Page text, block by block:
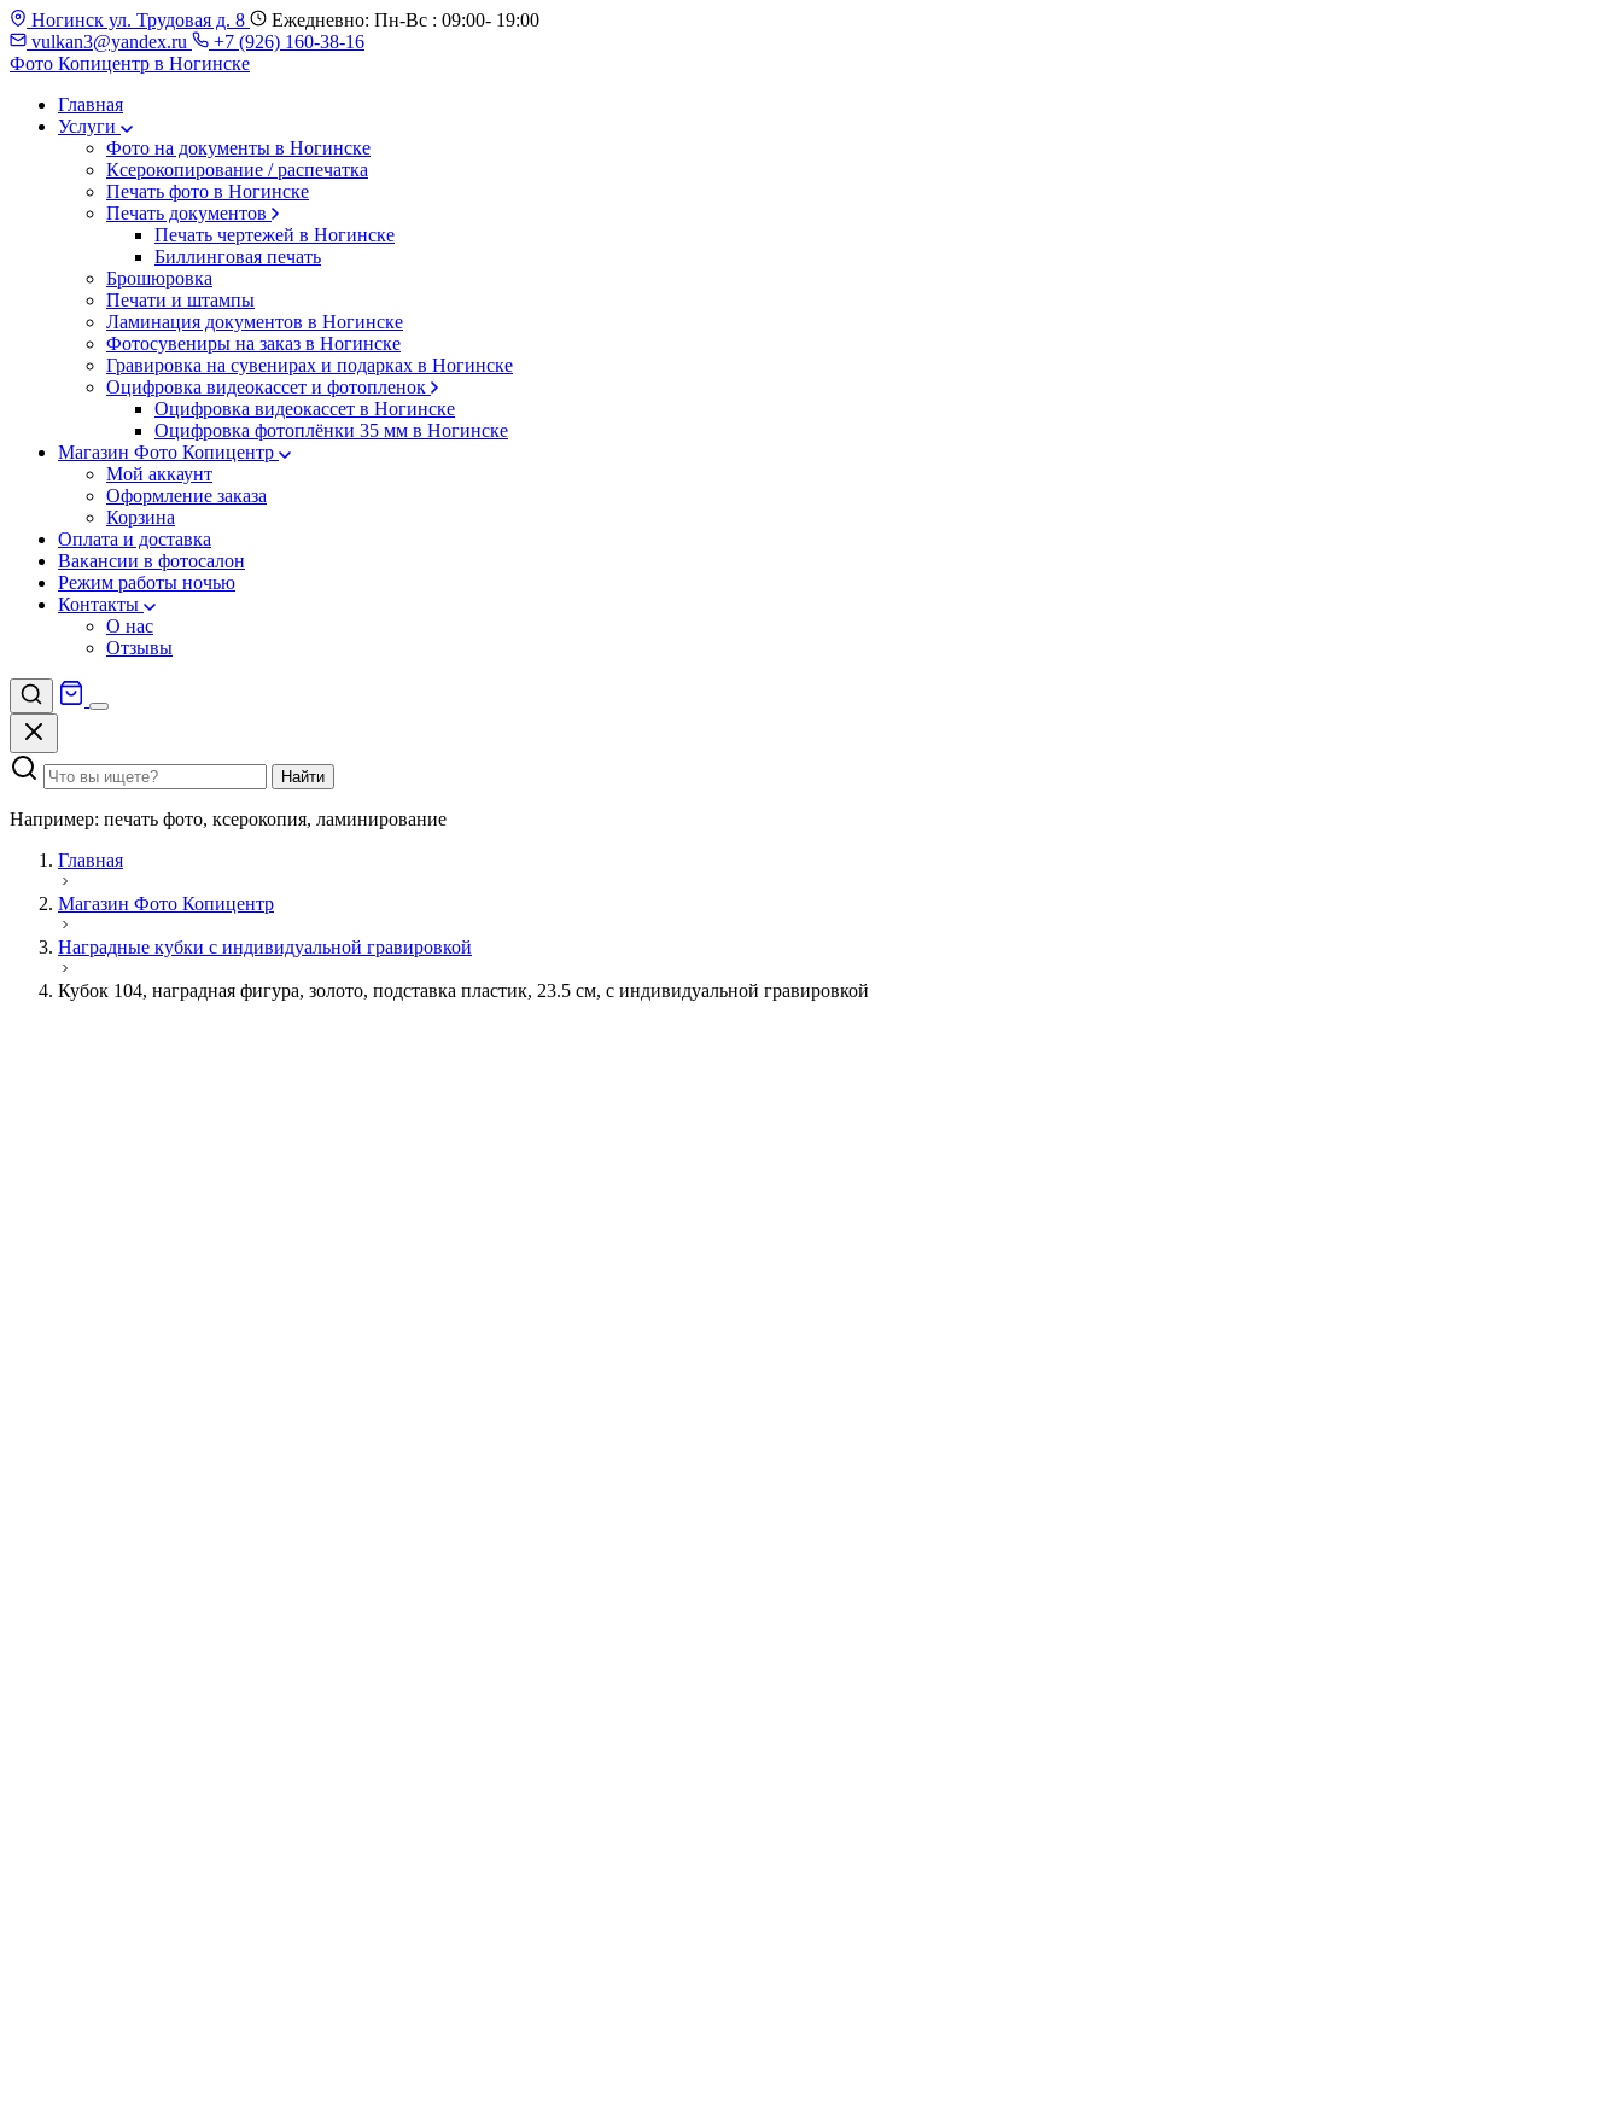
Ногинск ул. Трудовая д. 8
Ежедневно: Пн-Вс : 09:00- 19:00
vulkan3@yandex.ru
+7 (926) 160-38-16
Фото Копицентр в Ногинске
Главная
Услуги
Фото на документы в Ногинске
Ксерокопирование / распечатка
Печать фото в Ногинске
Печать документов
Печать чертежей в Ногинске
Биллинговая печать
Брошюровка
Печати и штампы
Ламинация документов в Ногинске
Фотосувениры на заказ в Ногинске
Гравировка на сувенирах и подарках в Ногинске
Оцифровка видеокассет и фотопленок
Оцифровка видеокассет в Ногинске
Оцифровка фотоплёнки 35 мм в Ногинске
Магазин Фото Копицентр
Мой аккаунт
Оформление заказа
Корзина
Оплата и доставка
Вакансии в фотосалон
Режим работы ночью
Контакты
О нас
Отзывы
Найти
Например: печать фото, ксерокопия, ламинирование
Главная
Магазин Фото Копицентр
Наградные кубки с индивидуальной гравировкой
Кубок 104, наградная фигура, золото, подставка пластик, 23.5 см, с индивидуальной гравировкой